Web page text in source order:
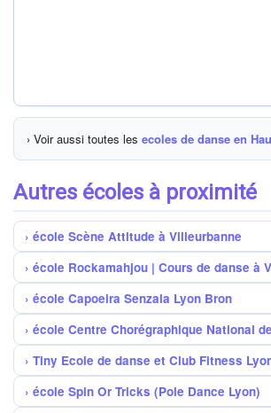
› Voir aussi toutes les ecoles de danse en
Autres écoles à proximité
école Scène Attitude à Villeurbanne
école Rockamahjou | Cours de danse à
école Capoeira Senzala Lyon Bron
école Centre Chorégraphique National
Tiny Ecole de danse et Club Fitness
école Spin Or Tricks (Pole Dance Lyon)